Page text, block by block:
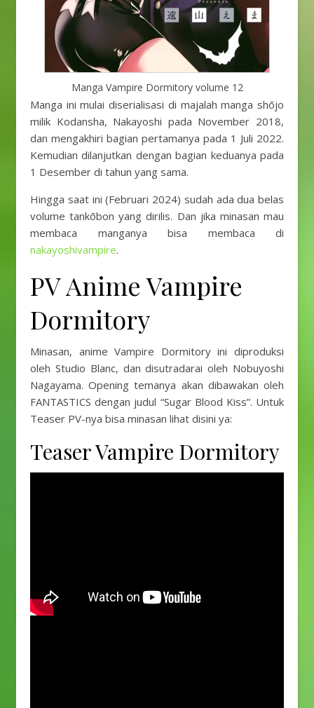
Manga Vampire Dormitory volume 12
Manga ini mulai diserialisasi di majalah manga shōjo
milik Kodansha, Nakayoshi pada November 2018,
dan mengakhiri bagian pertamanya pada 1 Juli 2022.
Kemudian dilanjutkan dengan bagian keduanya pada
1 Desember di tahun yang sama.
Hingga saat ini (Februari 2024) sudah ada dua belas
volume tankōbon yang dirilis. Dan jika minasan mau
membaca manganya bisa membaca di
nakayoshivampire.
PV Anime Vampire
Dormitory
Minasan, anime Vampire Dormitory ini diproduksi
oleh Studio Blanc, dan disutradarai oleh Nobuyoshi
Nagayama. Opening temanya akan dibawakan oleh
FANTASTICS dengan judul “Sugar Blood Kiss”. Untuk
Teaser PV-nya bisa minasan lihat disini ya:
Teaser Vampire Dormitory